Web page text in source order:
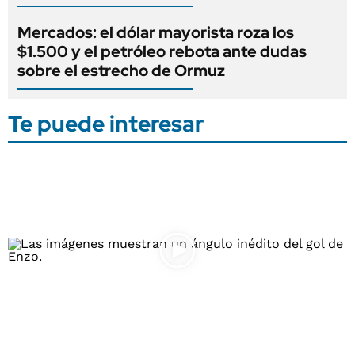
Mercados: el dólar mayorista roza los
$1.500 y el petróleo rebota ante dudas
sobre el estrecho de Ormuz
Te puede interesar